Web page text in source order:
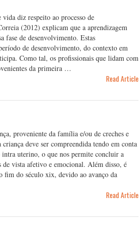
diz respeito ao processo de
(2012) explicam que a aprendizagem
fase de desenvolvimento. Estas
de desenvolvimento, do contexto em
Como tal, os profissionais que lidam com
da primeira …
Read Article
proveniente da família e/ou de creches e
deve ser compreendida tendo em conta
intra uterino, o que nos permite concluir a
vista afetivo e emocional. Além disso, é
fim do século xix, devido ao avanço da
Read Article